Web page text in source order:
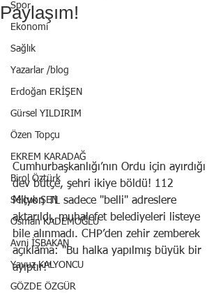
Spor
Ekonomi
Sağlık
Yazarlar /blog
Erdoğan ERİŞEN
Gürsel YILDIRIM
Özen Topçu
EKREM KARADAĞ
Birol Öztürk
Selçuk ŞEN
Osman KADEMOĞLU
Avni İŞBAKAN
Yavuz KALYONCU
GÖZDE ÖZGÜR
Paylaşım!
Cumhurbaşkanlığı’nın Ordu için ayırdığı
dev bütçe, şehri ikiye böldü! 112
Milyon TL sadece "belli" adreslere
aktarıldı, muhalefet belediyeleri listeye
bile alınmadı. CHP’den zehir zemberek
açıklama: "Bu halka yapılmış büyük bir
ayıptır!"